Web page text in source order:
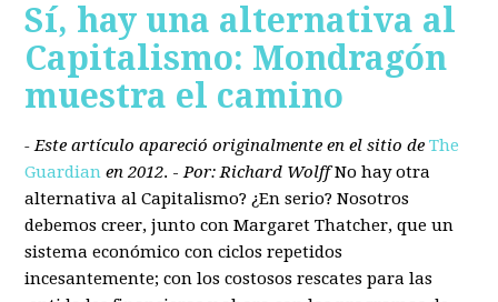
Sí, hay una alternativa al
Capitalismo: Mondragón
muestra el camino
- Este artículo apareció originalmente en el sitio deThe
Guardian en 2012. - Por: Richard Wolff No hay otra
alternativa al Capitalismo? ¿En serio? Nosotros
debemos creer, junto con Margaret Thatcher, que un
sistema económico con ciclos repetidos
incesantemente; con los costosos rescates para las